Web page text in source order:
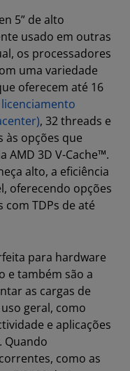
5” de alto
usado em outras
os processadores
uma variedade
oferecem até 16
licenciamento
, 32 threads e
às opções que
AMD 3D V-Cache™.
alto, a eficiência
oferecendo opções
com TDPs de até
para hardware
e também são a
as cargas de
geral, como
e aplicações
Quando
como as